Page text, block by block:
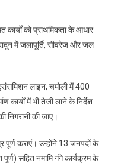
कार्यों को प्राथमिकता के आधार
में जलापूर्ति, सीवरेज और जल
लाइन; चमोली में 400
में भी तेजी लाने के निर्देश
निगरानी की जाए।
पूर्ण कराएं। उन्होंने 13 जनपदों के
सहित नमामि गंगे कार्यक्रम के